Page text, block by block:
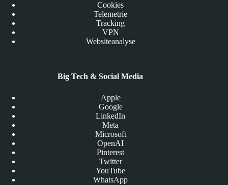
Cookies
Telemetrie
Tracking
VPN
Websiteanalyse
Big Tech & Social Media
Apple
Google
LinkedIn
Meta
Microsoft
OpenAI
Pinterest
Twitter
YouTube
WhatsApp